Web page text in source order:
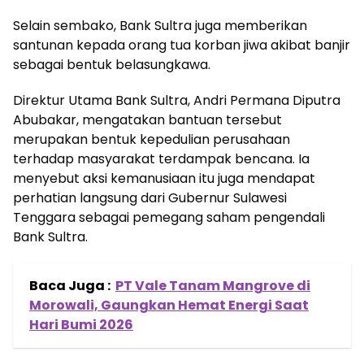
Selain sembako, Bank Sultra juga memberikan
santunan kepada orang tua korban jiwa akibat banjir
sebagai bentuk belasungkawa.
Direktur Utama Bank Sultra, Andri Permana Diputra
Abubakar, mengatakan bantuan tersebut
merupakan bentuk kepedulian perusahaan
terhadap masyarakat terdampak bencana. Ia
menyebut aksi kemanusiaan itu juga mendapat
perhatian langsung dari Gubernur Sulawesi
Tenggara sebagai pemegang saham pengendali
Bank Sultra.
Baca Juga : PT Vale Tanam Mangrove di
Morowali, Gaungkan Hemat Energi Saat
Hari Bumi 2026